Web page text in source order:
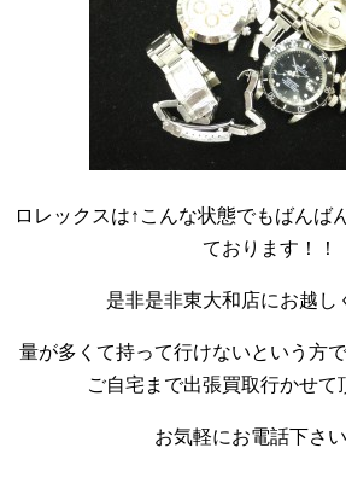
ロレックスは↑こんな状態でもばんば
ております！！
是非是非東大和店にお越し
量が多くて持って行けないという方
ご自宅まで出張買取行かせて
お気軽にお電話下さい